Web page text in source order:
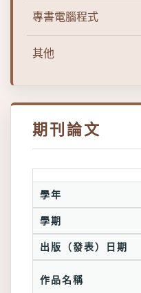
專書電腦程式
其他
期刊論文
學年
學期
出版（發表）日期
作品名稱